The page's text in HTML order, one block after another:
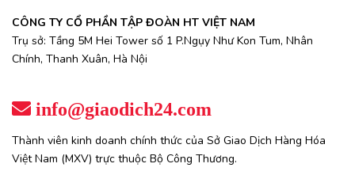
CÔNG TY CỔ PHẦN TẬP ĐOÀN HT VIỆT NAM
Trụ sở: Tầng 5M Hei Tower số 1 P.Ngụy Như Kon Tum, Nhân
Chính, Thanh Xuân, Hà Nội
info@giaodich24.com
Thành viên kinh doanh chính thức của Sở Giao Dịch Hàng Hóa
Việt Nam (MXV) trực thuộc Bộ Công Thương.